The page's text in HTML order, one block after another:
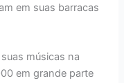
em suas barracas
músicas na
em grande parte